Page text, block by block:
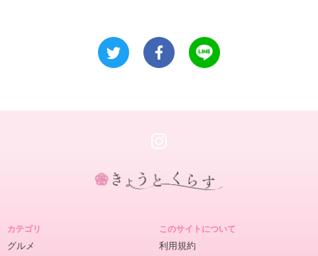
カテゴリ
グルメ
このサイトについて
利用規約